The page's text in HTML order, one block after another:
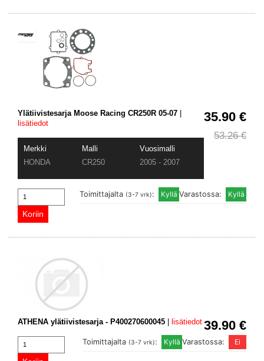
35.90 €
53.26 €
Ylätiivistesarja Moose Racing CR250R 05-07
lisätiedot
Merkki Malli
Vuosimalli
HONDA
CR250 2005 - 2007
Varastossa:
Toimittajalta (3-7 vrk):
39.90 €
ATHENA ylätiivistesarja - P400270600045 lisätiedot
Varastossa:
Toimittajalta (3-7 vrk):